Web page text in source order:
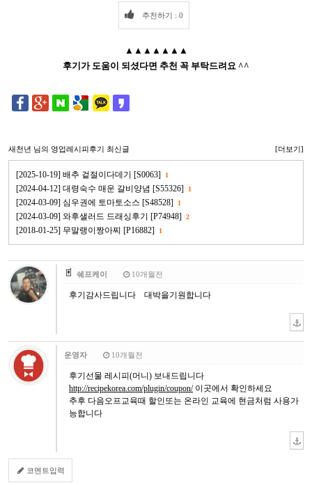
추천하기 : 0
▲▲▲▲▲▲▲
후기가 도움이 되셨다면 추천 꼭 부탁드려요 ^^
새천년 님의 영업레시피후기 최신글 [더보기]
[2025-10-19] 배추 겉절이다데기 [S0063] 1
[2024-04-12] 대령숙수 매운 갈비양념 [S55326] 1
[2024-03-09] 심우권에 토마토소스 [S48528] 1
[2024-03-09] 와후샐러드 드래싱후기 [P74948] 2
[2018-01-25] 무말랭이짱아찌 [P16882] 1
쉐프케이 10개월전
후기감사드립니다 대박을기원합니다
운영자 10개월전
후기선물 레시피(머니) 보내드립니다
http://recipekorea.com/plugin/coupon/이곳에서 확인하세요
추후 다음오프교육때 할인또는 온라인 교육에 현금처럼 사용가
능합니다
코멘트입력